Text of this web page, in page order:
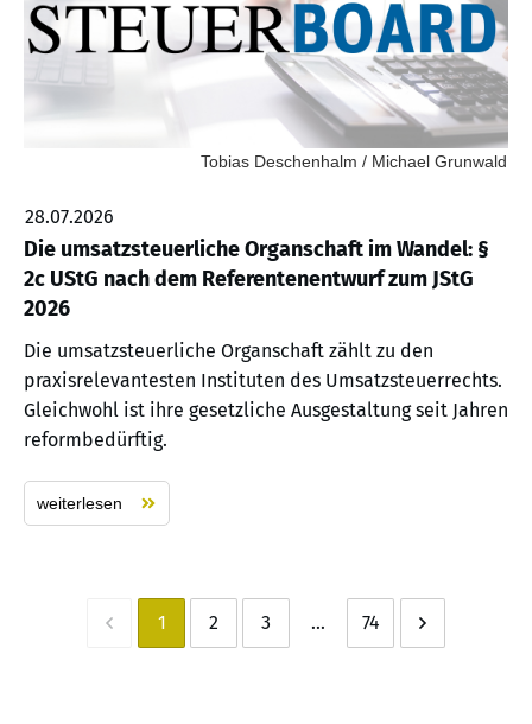
Tobias Deschenhalm / Michael Grunwald
28.07.2026
Die umsatzsteuerliche Organschaft im Wandel: §
2c UStG nach dem Referentenentwurf zum JStG
2026
Die umsatzsteuerliche Organschaft zählt zu den
praxisrelevantesten Instituten des Umsatzsteuerrechts.
Gleichwohl ist ihre gesetzliche Ausgestaltung seit Jahren
reformbedürftig.
weiterlesen
1 2 3 ... 74